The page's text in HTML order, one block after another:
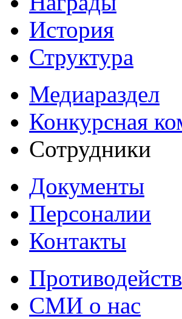
История
Структура
Медиараздел
Конкурсная
Сотрудники
Документы
Персоналии
Контакты
СМИ о нас